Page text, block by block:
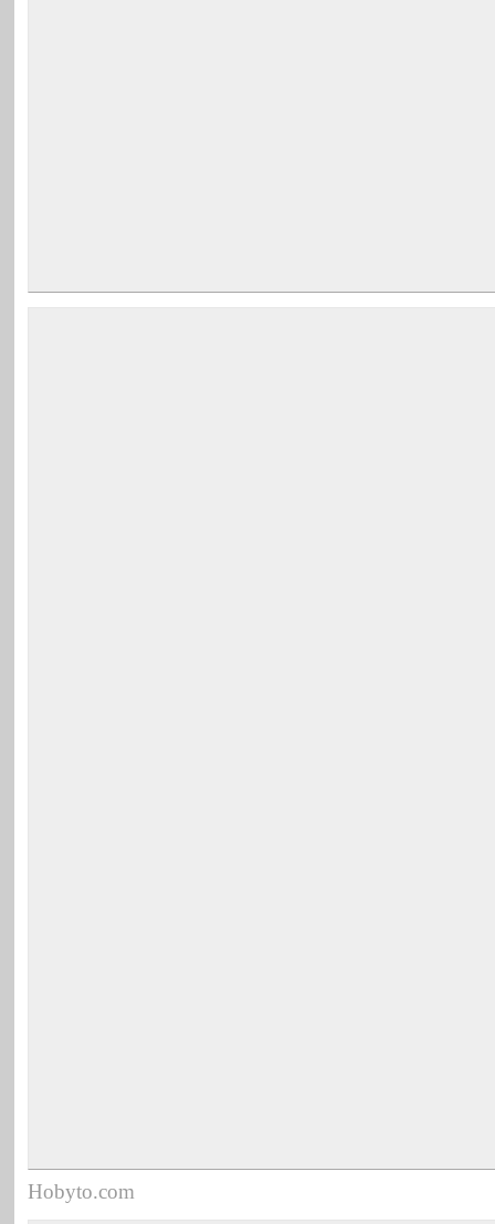
Hobyto.com